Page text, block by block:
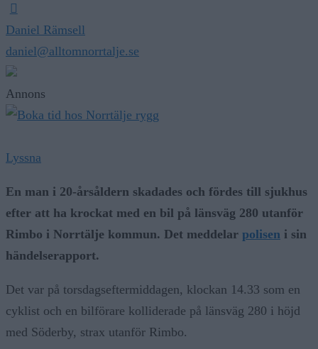
Daniel Rämsell
daniel@alltomnorrtalje.se
Annons
Lyssna
En man i 20-årsåldern skadades och fördes till sjukhus
efter att ha krockat med en bil på länsväg 280 utanför
Rimbo i Norrtälje kommun. Det meddelar polisen i sin
händelserapport.
Det var på torsdagseftermiddagen, klockan 14.33 som en
cyklist och en bilförare kolliderade på länsväg 280 i höjd
med Söderby, strax utanför Rimbo.